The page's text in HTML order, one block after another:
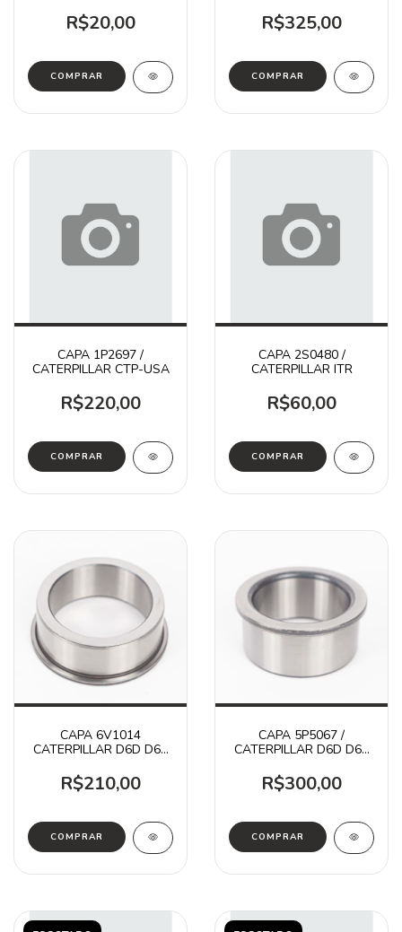
R$20,00 R$325,00
CAPA 1P2697 /
CATERPILLAR CTP-USA
R$220,00
CAPA 2S0480 /
CATERPILLAR ITR
R$60,00
CAPA 6V1014
CATERPILLAR D6D D6E
R$210,00
CAPA 5P5067 /
CATERPILLAR D6D D6E
R$300,00